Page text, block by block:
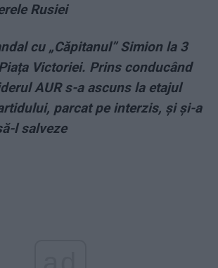
Rusiei
cu „Căpitanul” Simion la 3
Victoriei. Prins conducând
AUR s-a ascuns la etajul
parcat pe interzis, și și-a
l salveze